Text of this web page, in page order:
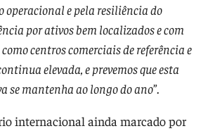
operacional e pela resiliência do
por ativos bem localizados e com
centros comerciais de referência e
elevada, e prevemos que esta
se mantenha ao longo do ano”.
internacional ainda marcado por